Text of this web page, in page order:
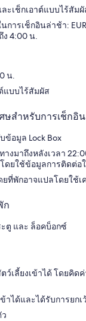
ะเช็กเอาต์แบบไร้สัมผั
การเช็กอินล่าช้า:
ง 4:00 น.
น.
แบบไร้สัมผัส
ษสำหรับการเช็กอิน
ข้อมูล Lock Box
งมาถึงหลังเวลา
ดยใช้ข้อมูลการติดต่อ
ที่พักอาจแปลโดยใช้
ก
ตู และ ล็อคบ็อกซ์
เลี้ยงเข้าได้ โดยคิดค่
าได้และได้รับการยก